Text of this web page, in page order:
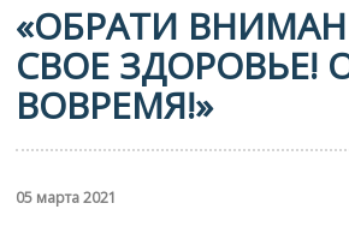
«ОБРАТИ
СВОЕ ЗДОРОВЬЕ!
ВОВРЕМЯ!»
05 марта 2021